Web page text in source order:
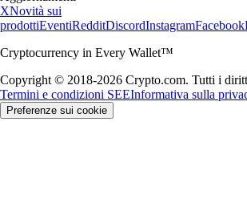
XNovità sui
prodottiEventiRedditDiscordInstagramFacebook
Cryptocurrency in Every Wallet™
Copyright © 2018-2026 Crypto.com. Tutti i
Termini e condizioni SEEInformativa sulla
Preferenze sui cookie